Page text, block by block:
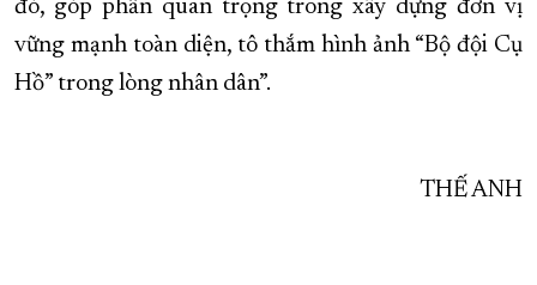
đó, góp phần quan trọng trong xây dựng đơn vị
vững mạnh toàn diện, tô thắm hình ảnh “Bộ đội Cụ
Hồ” trong lòng nhân dân”.
THẾ ANH